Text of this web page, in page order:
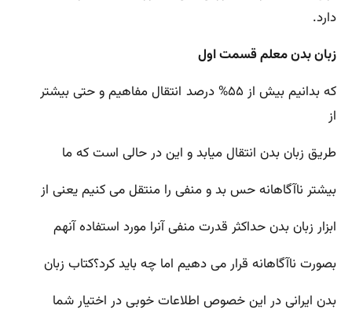
دارد.
زبان بدن معلم قسمت اول
که بدانیم بیش از ۵۵% درصد انتقال مفاهیم و حتی بیشتر
از
طریق زبان بدن انتقال میابد و این در حالی است که ما
بیشتر ناآگاهانه حس بد و منفی را منتقل می کنیم یعنی از
ابزار زبان بدن حداکثر قدرت منفی آنرا مورد استفاده آنهم
بصورت ناآگاهانه قرار می دهیم اما چه باید کرد؟کتاب زبان
بدن ایرانی در این خصوص اطلاعات خوبی در اختیار شما